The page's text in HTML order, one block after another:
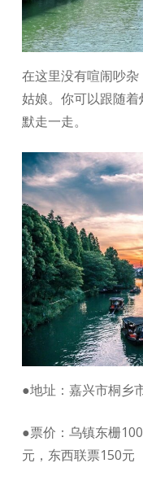
在这里没有喧闹吵
姑娘。你可以跟随
默走一走。
●地址：嘉兴市桐乡
●票价：乌镇东栅
元，东西联票150元